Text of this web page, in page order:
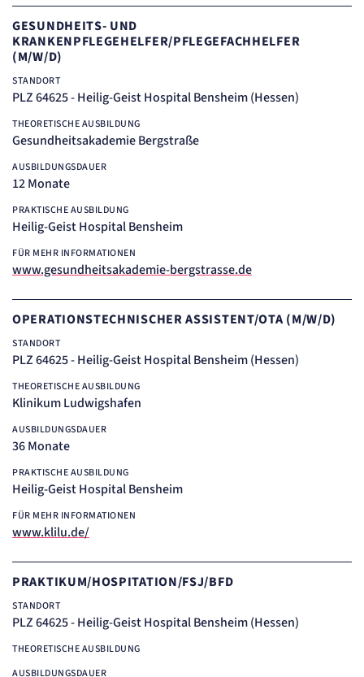
GESUNDHEITS- UND
KRANKENPFLEGEHELFER/PFLEGEFACHHELFER
(M/W/D)
STANDORT
PLZ 64625 - Heilig-Geist Hospital Bensheim (Hessen)
THEORETISCHE AUSBILDUNG
Gesundheitsakademie Bergstraße
AUSBILDUNGSDAUER
12 Monate
PRAKTISCHE AUSBILDUNG
Heilig-Geist Hospital Bensheim
FÜR MEHR INFORMATIONEN
www.gesundheitsakademie-bergstrasse.de
OPERATIONSTECHNISCHER ASSISTENT/OTA (M/W/D)
STANDORT
PLZ 64625 - Heilig-Geist Hospital Bensheim (Hessen)
THEORETISCHE AUSBILDUNG
Klinikum Ludwigshafen
AUSBILDUNGSDAUER
36 Monate
PRAKTISCHE AUSBILDUNG
Heilig-Geist Hospital Bensheim
FÜR MEHR INFORMATIONEN
www.klilu.de/
PRAKTIKUM/HOSPITATION/FSJ/BFD
STANDORT
PLZ 64625 - Heilig-Geist Hospital Bensheim (Hessen)
THEORETISCHE AUSBILDUNG
AUSBILDUNGSDAUER